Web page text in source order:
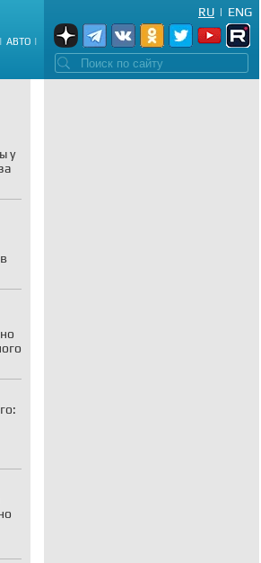
АВТО
ENG
|
RU
у